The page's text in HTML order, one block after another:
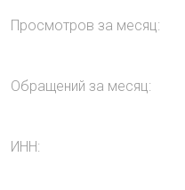
Просмотров за месяц:
Обращений за месяц:
ИНН: